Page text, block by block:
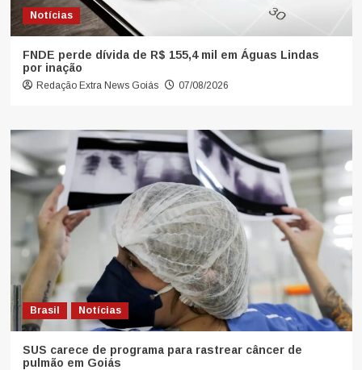
Notícias
FNDE perde dívida de R$ 155,4 mil em Águas Lindas
por inação
Redação Extra News Goiás 07/08/2026
Brasil Notícias
SUS carece de programa para rastrear câncer de
pulmão em Goiás